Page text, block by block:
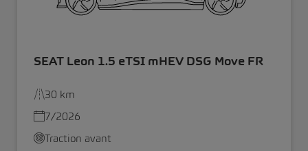
SEAT Leon 1.5 eTSI mHEV DSG Move FR
30 km
7/2026
Traction avant